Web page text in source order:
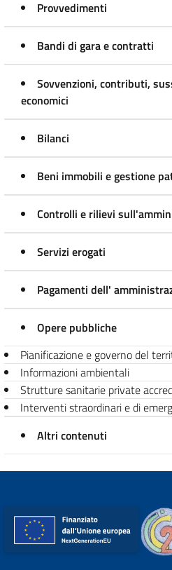
Provvedimenti
Bandi di gara e contratti
Sovvenzioni, contributi,
economici
Bilanci
Beni immobili e gestione
Controlli e rilievi
Servizi erogati
Pagamenti dell'
Opere pubbliche
Pianificazione e governo del
Informazioni ambientali
Strutture sanitarie private
Interventi straordinari e di
Altri contenuti